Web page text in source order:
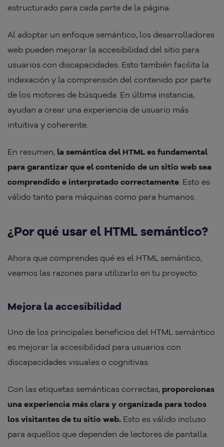
estructurado para cada parte de la página.
Al adoptar un enfoque semántico, los desarrolladores
web pueden mejorar la accesibilidad del sitio para
usuarios con discapacidades. Esto también facilita la
indexación y la comprensión del contenido por parte
de los motores de búsqueda. En última instancia,
ayudan a crear una experiencia de usuario más
intuitiva y coherente.
En resumen, la semántica del HTML es fundamental
para garantizar que el contenido de un sitio web sea
comprendido e interpretado correctamente. Esto es
válido tanto para máquinas como para humanos.
¿Por qué usar el HTML semántico?
Ahora que comprendes qué es el HTML semántico,
veamos las razones para utilizarlo en tu proyecto.
Mejora la accesibilidad
Uno de los principales beneficios del HTML semántico
es mejorar la accesibilidad para usuarios con
discapacidades visuales o cognitivas.
Con las etiquetas semánticas correctas, proporcionas
una experiencia más clara y organizada para todos
los visitantes de tu sitio web. Esto es válido incluso
para aquellos que dependen de lectores de pantalla.